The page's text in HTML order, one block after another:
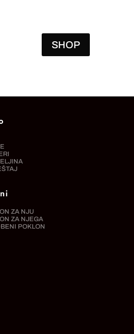
SHOP
ZA NJU
ZA NJEGA
POKLON